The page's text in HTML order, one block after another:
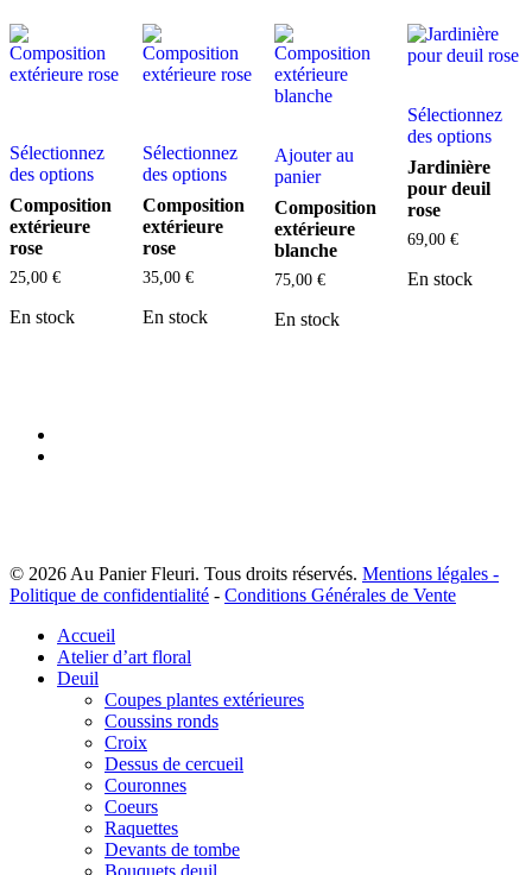
Sélectionnez
des options
Composition
extérieure
rose
25,00 €
En stock
Sélectionnez
des options
Composition
extérieure
rose
35,00 €
En stock
Ajouter au
panier
Composition
extérieure
blanche
75,00€
En stock
Sélectionnez
des options
Jardinière
pour deuil
rose
69,00 €
En stock
© 2026 Au Panier Fleuri. Tous droits réservés. Mentions légales -
Politique de confidentialité - Conditions Générales de Vente
Close
Menu
Accueil
Atelier d’art floral
Deuil
Coupes plantes extérieures
Coussins ronds
Croix
Dessus de cercueil
Couronnes
Coeurs
Raquettes
Devants de tombe